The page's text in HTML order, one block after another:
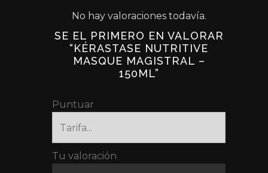
No hay valoraciones todavía.
SE EL PRIMERO EN VALORAR
“KÉRASTASE NUTRITIVE
MASQUE MAGISTRAL –
150ML”
Puntuar
Tu valoración